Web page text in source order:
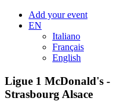
Add your event
EN
Italiano
Français
English
Ligue 1 McDonald's
Strasbourg Alsace